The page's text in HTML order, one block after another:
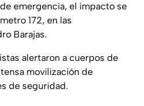
emergencia, el impacto se
172, en las
Barajas.
alertaron a cuerpos de
movilización de
de seguridad.